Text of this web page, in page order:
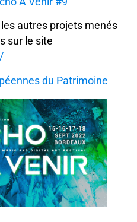
les autres projets menés
sur le site
du Patrimoine